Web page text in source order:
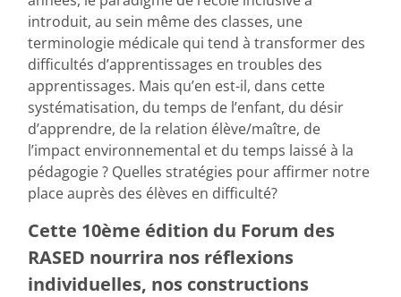
introduit, au sein même des classes, une
terminologie médicale qui tend à transformer des
difficultés d’apprentissages en troubles des
apprentissages. Mais qu’en est-il, dans cette
systématisation, du temps de l’enfant, du désir
d’apprendre, de la relation élève/maître, de
l’impact environnemental et du temps laissé à la
pédagogie ? Quelles stratégies pour affirmer notre
place auprès des élèves en difficulté?
Cette 10ème édition du Forum des
RASED nourrira nos réflexions
individuelles, nos constructions